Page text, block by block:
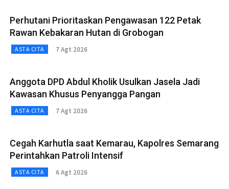
Perhutani Prioritaskan Pengawasan 122 Petak
Rawan Kebakaran Hutan di Grobogan
ASTA CITA 7 Agt 2026
Anggota DPD Abdul Kholik Usulkan Jasela Jadi
Kawasan Khusus Penyangga Pangan
ASTA CITA 7 Agt 2026
Cegah Karhutla saat Kemarau, Kapolres Semarang
Perintahkan Patroli Intensif
ASTA CITA 6 Agt 2026